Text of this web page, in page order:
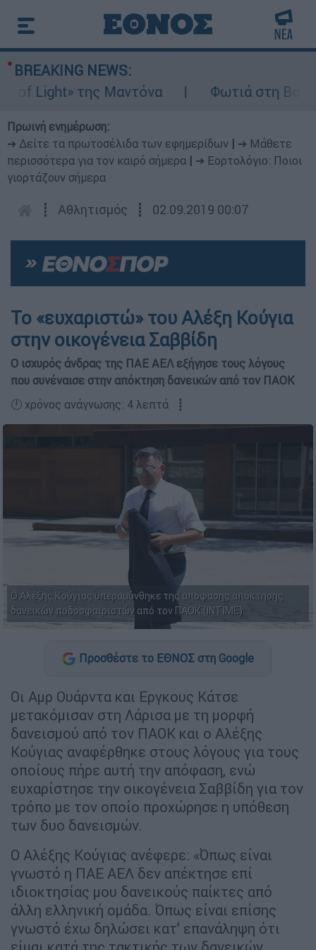
BREAKING NEWS:
Light» της Μαντόνα
Φωτιά στη
Πρωινή ενημέρωση:
➔ Δείτε τα πρωτοσέλιδα των εφημερίδων
➔ Μάθετε
περισσότερα για τον καιρό σήμερα
➔ Εορτολόγιο: Ποιοι
γιορτάζουν σήμερα
┋ Αθλητισμός ┋ 02.09.2019 00:07
Το «ευχαριστώ» του Αλέξη Κούγια
στην οικογένεια Σαββίδη
Ο ισχυρός άνδρας της ΠΑΕ ΑΕΛ εξήγησε τους λόγους
που συνέναισε στην απόκτηση δανεικών από τον ΠΑΟΚ
🕛 χρόνος ανάγνωσης: 4 λεπτά ┋
Ο Αλέξης Κούγιας υπεραμύνθηκε της απόφασης απόκτησης
δανεικών ποδοσφαιριστών από τον ΠΑΟΚ (ΙΝΤΙΜΕ)
Προσθέστε το ΕΘΝΟΣ στη Google
Οι Αμρ Ουάρντα και Εργκους Κάτσε
μετακόμισαν στη Λάρισα με τη μορφή
δανεισμού από τον ΠΑΟΚ και ο Αλέξης
Κούγιας αναφέρθηκε στους λόγους για τους
οποίους πήρε αυτή την απόφαση, ενώ
ευχαρίστησε την οικογένεια Σαββίδη για τον
τρόπο με τον οποίο προχώρησε η υπόθεση
των δυο δανεισμών.
Ο Αλέξης Κούγιας ανέφερε: «Όπως είναι
γνωστό η ΠΑΕ ΑΕΛ δεν απέκτησε επί
ιδιοκτησίας μου δανεικούς παίκτες από
άλλη ελληνική ομάδα. Όπως είναι επίσης
γνωστό έχω δηλώσει κατ’ επανάληψη ότι